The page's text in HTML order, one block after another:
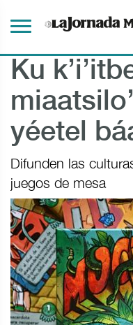
Ku
yéetel
Difunden las
juegos de mesa